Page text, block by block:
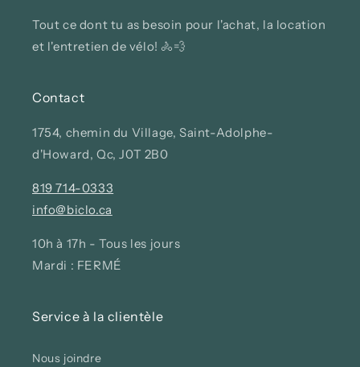
Tout ce dont tu as besoin pour l'achat, la location
et l'entretien de vélo! 🚴💨
Contact
1754, chemin du Village, Saint-Adolphe-
d'Howard, Qc, J0T 2B0
819 714-0333
info@biclo.ca
10h à 17h - Tous les jours
Mardi : FERMÉ
Service à la clientèle
Nous joindre